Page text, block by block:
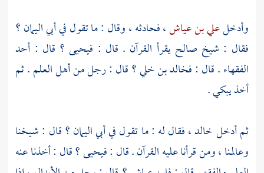
وأدخلعلي بن عياش، فحادثه ، وقال : ما تقول فيأبي اليمان؟
فقال : شيخ صالح يقرأ القرآن . قال : فيحيى ؟ قال : أحد
الفقهاء . قال :فخالد بن خلي؟ قال : رجل من أهل العلم . ثم
أخذ يبكي .
ثم أدخلخالد، فقال له : ما تقول فيأبي اليمان؟ قال : شيخنا
وعالمنا ، ومن قرأنا عليه القرآن . قال :فيحيى؟ قال : أخذنا عنه